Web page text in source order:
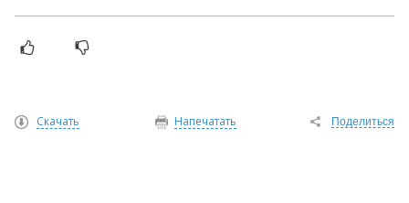
Поделиться
Напечатать
Скачать